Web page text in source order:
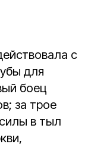
с
для
боец
за трое
в тыл